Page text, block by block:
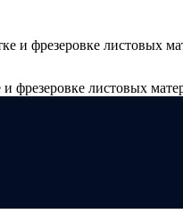
и фрезеровке листовых
фрезеровке листовых